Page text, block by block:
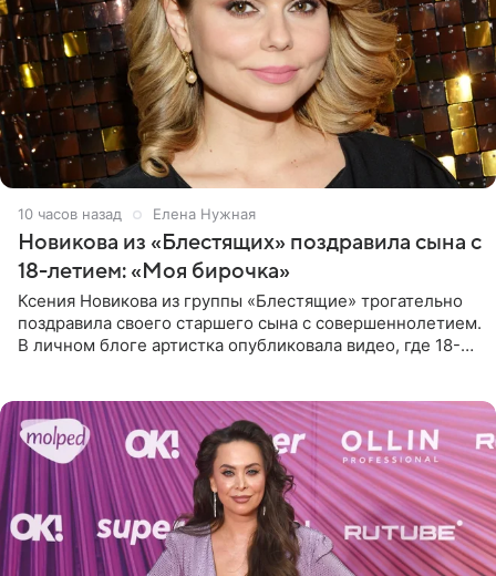
10 часов назад Елена Нужная
Новикова из «Блестящих» поздравила сына с
18-летием: «Моя бирочка»
Ксения Новикова из группы «Блестящие» трогательно
поздравила своего старшего сына с совершеннолетием.
В личном блоге артистка опубликовала видео, где 18-